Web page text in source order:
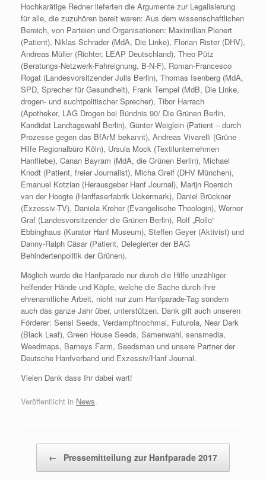
Hochkarätige Redner lieferten die Argumente zur Legalisierung
für alle, die zuzuhören bereit waren: Aus dem wissenschaftlichen
Bereich, von Parteien und Organisationen: Maximilian Plenert
(Patient), Niklas Schrader (MdA, Die Linke), Florian Rister (DHV),
Andreas Müller (Richter, LEAP Deutschland), Theo Pütz
(Beratungs-Netzwerk-Fahreignung, B-N-F), Roman-Francesco
Rogat (Landesvorsitzender Julis Berlin), Thomas Isenberg (MdA,
SPD, Sprecher für Gesundheit), Frank Tempel (MdB, Die Linke,
drogen- und suchtpolitischer Sprecher), Tibor Harrach
(Apotheker, LAG Drogen bei Bündnis 90/ Die Grünen Berlin,
Kandidat Landtagswahl Berlin), Günter Weiglein (Patient – durch
Prozesse gegen das BfArM bekannt), Andreas Vivarelli (Grüne
Hilfe Regionalbüro Köln), Ursula Mock (Textilunternehmen
Hanfliebe), Canan Bayram (MdA, die Grünen Berlin), Michael
Knodt (Patient, freier Journalist), Micha Greif (DHV München),
Emanuel Kotzian (Herausgeber Hanf Journal), Marijn Roersch
van der Hoogte (Hanffaserfabrik Uckermark), Daniel Brückner
(Exzessiv-TV), Daniela Kreher (Evangelische Theologin), Werner
Graf (Landesvorsitzender die Grünen Berlin), Rolf „Rollo“
Ebbinghaus (Kurator Hanf Museum), Steffen Geyer (Aktivist) und
Danny-Ralph Cäsar (Patient, Delegierter der BAG
Behindertenpolitik der Grünen).
Möglich wurde die Hanfparade nur durch die Hilfe unzähliger
helfender Hände und Köpfe, welche die Sache durch ihre
ehrenamtliche Arbeit, nicht nur zum Hanfparade-Tag sondern
auch das ganze Jahr über, unterstützen. Dank gilt auch unseren
Förderer: Sensi Seeds, Verdampftnochmal, Futurola, Near Dark
(Black Leaf), Green House Seeds, Samenwahl, sensmedia,
Weedmaps, Barneys Farm, Seedsman und unsere Partner der
Deutsche Hanfverband und Exzessiv/Hanf Journal.
Vielen Dank dass Ihr dabei wart!
Veröffentlicht in News.
← Pressemitteilung zur Hanfparade 2017